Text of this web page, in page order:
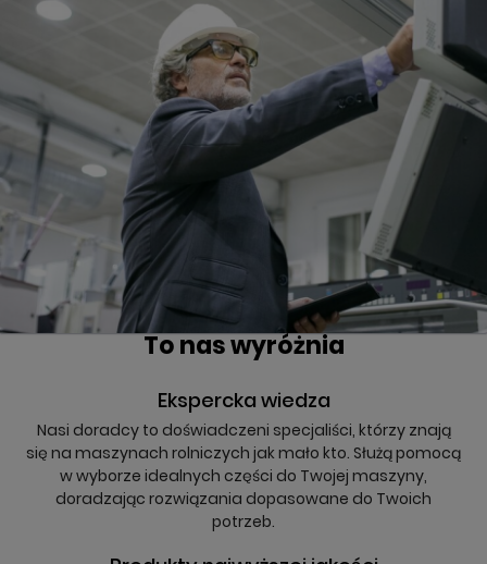
To nas wyróżnia
Ekspercka wiedza
Nasi doradcy to doświadczeni specjaliści, którzy znają
się na maszynach rolniczych jak mało kto. Służą pomocą
w wyborze idealnych części do Twojej maszyny,
doradzając rozwiązania dopasowane do Twoich
potrzeb.